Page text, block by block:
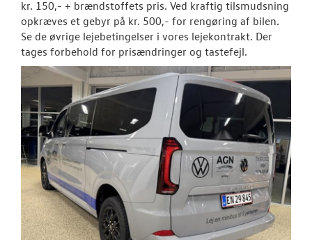
kr. 150,- + brændstoffets pris. Ved kraftig tilsmudsning
opkræves et gebyr på kr. 500,- for rengøring af bilen.
Se de øvrige lejebetingelser i vores lejekontrakt. Der
tages forbehold for prisændringer og tastefejl.